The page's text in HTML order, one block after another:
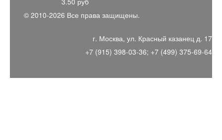
© 2010-2026 Все права защищены.
г. Москва, ул. Красный казанец д. 17
+7 (915) 398-03-36; +7 (499) 375-69-64